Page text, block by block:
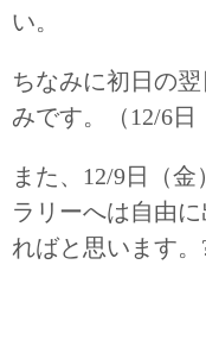
い。
ちなみに初日の
みです。（12/6
また、12/9日（
ラリーへは自由
ればと思います